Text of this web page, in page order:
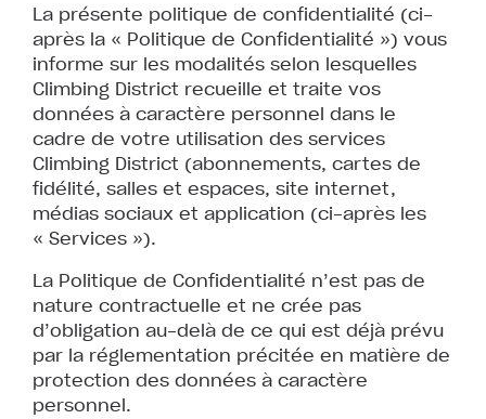
La présente politique de confidentialité (ci-
après la « Politique de Confidentialité ») vous
informe sur les modalités selon lesquelles
Climbing District recueille et traite vos
données à caractère personnel dans le
cadre de votre utilisation des services
Climbing District (abonnements, cartes de
fidélité, salles et espaces, site internet,
médias sociaux et application (ci-après les
« Services »).
La Politique de Confidentialité n’est pas de
nature contractuelle et ne crée pas
d’obligation au-delà de ce qui est déjà prévu
par la réglementation précitée en matière de
protection des données à caractère
personnel.